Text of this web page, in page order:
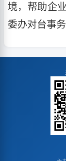
境，帮助企
委办对台事